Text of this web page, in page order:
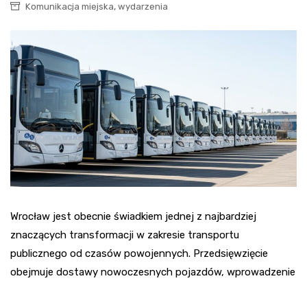
Komunikacja miejska, wydarzenia
Wrocław jest obecnie świadkiem jednej z najbardziej
znaczących transformacji w zakresie transportu
publicznego od czasów powojennych. Przedsięwzięcie
obejmuje dostawy nowoczesnych pojazdów, wprowadzenie